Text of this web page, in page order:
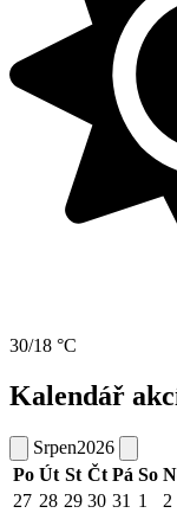
30/18 °C
Kalendář
Srpen2026
Po Út St Čt Pá So
27 28 29 30 31 1
2